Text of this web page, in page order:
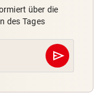
über die
des Tages
send
Abschicken